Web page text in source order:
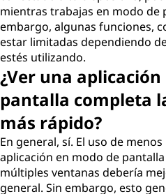
mientras trabajas en modo de
embargo, algunas funciones,
estar limitadas dependiendo
estés utilizando.
¿Ver una
pantalla completa
más rápido?
En general, sí. El uso de
aplicación en modo de
múltiples ventanas debería
general. Sin embargo, esto